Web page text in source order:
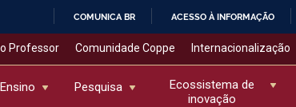
COMUNICA BR ACESSO À INFORMAÇÃO
Professor Comunidade Coppe Internacionalização
Ensino Pesquisa
Ecossistema de
inovação